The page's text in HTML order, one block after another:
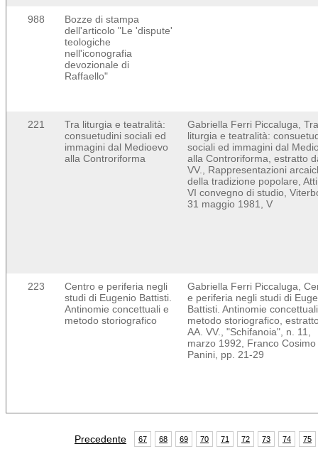
988
Bozze di stampa
dell'articolo "Le 'dispute'
teologiche
nell'iconografia
devozionale di
Raffaello"
221
Tra liturgia e teatralità:
consuetudini sociali ed
immagini dal Medioevo
alla Controriforma
Gabriella Ferri Piccaluga, Tra
liturgia e teatralità:
sociali ed immagini dal
alla Controriforma, estratto
VV., Rappresentazioni
della tradizione popolare,
VI convegno di studio,
31 maggio 1981, V
223
Centro e periferia negli
studi di Eugenio Battisti.
Antinomie concettuali e
metodo storiografico
Gabriella Ferri Piccaluga,
e periferia negli studi di
Battisti. Antinomie
metodo storiografico,
AA. VV., "Schifanoia", n. 11,
marzo 1992, Franco Cosimo
Panini, pp. 21-29
Precedente 67 68 69 70 71 72 73 74 75